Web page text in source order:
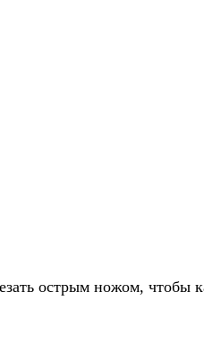
острым ножом, чтобы